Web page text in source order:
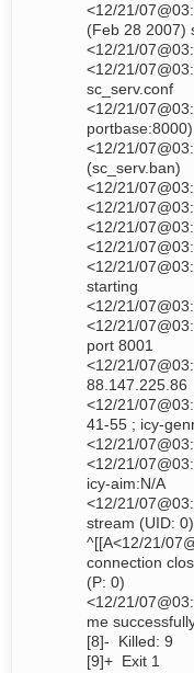
<12/21/
(Feb 28 2007)
<12/21/
<12/21/
sc_serv.conf
<12/21/
<12/21/
(sc_serv.ban)
<12/21/
<12/21/
<12/21/
<12/21/
<12/21/
starting
<12/21/
<12/21/
port 8001
<12/21/
88.147.225.86
<12/21/
41-55 ; icy-
<12/21/
<12/21/
icy-aim:N/A
<12/21/
stream (UID:
^[[A<12/21/
connection
(P: 0)
<12/21/
me
[8]- Killed:
[9]+ Exit